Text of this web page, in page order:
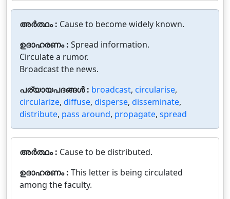
അർത്ഥം : Cause to become widely known.
ഉദാഹരണം : Spread information.
Circulate a rumor.
Broadcast the news.
പര്യായപദങ്ങൾ : broadcast, circularise,
circularize, diffuse, disperse, disseminate,
distribute, pass around, propagate, spread
അർത്ഥം : Cause to be distributed.
ഉദാഹരണം : This letter is being circulated
among the faculty.